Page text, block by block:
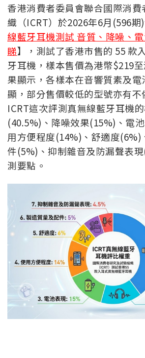
香港消費者委員會聯合國際消費
織（ICRT）於2026年6月(596期
線藍牙耳機測試 音質、降噪、
睇】，測試了香港市售的 55 款
牙耳機，樣本售價為港幣$219
果顯示，各樣本在音響質素及
顯，部分售價較低的型號亦有不
ICRT這次評測真無線藍牙耳機
(40.5%)、降噪效果(15%)、電
用方便程度(14%)、舒適度(6%)
件(5%)、抑制雜音及防漏聲表
測要點。